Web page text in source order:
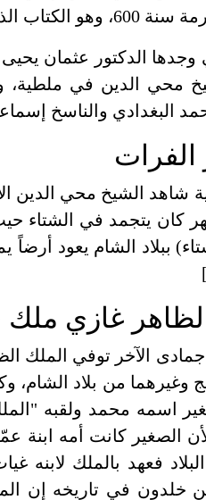
فيه الكعبة المشرّفة.
الشيخ محي الدين في
البغدادي والناسخ
الفرات
شاهد الشيخ محي الدين
كان يتجمد في
ببلاد الشام يعود
غازي ملك حلب
الآخر توفي الملك
من بلاد الشام،
اسمه محمد ولقبه
الصغير كانت أمه
فعهد بالملك لابنه
وقال ابن خلدون في